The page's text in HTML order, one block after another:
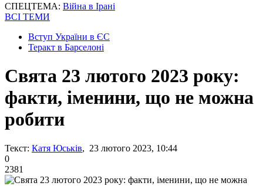
СПЕЦТЕМА: Війна в Ірані
ВСІ ТЕМИ
Вступ України в ЄС
Теракт в Барселоні
Свята 23 лютого 2023 року:
факти, іменини, що не можна
робити
Текст: Катя Юськів, 23 лютого 2023, 10:44
0
2381